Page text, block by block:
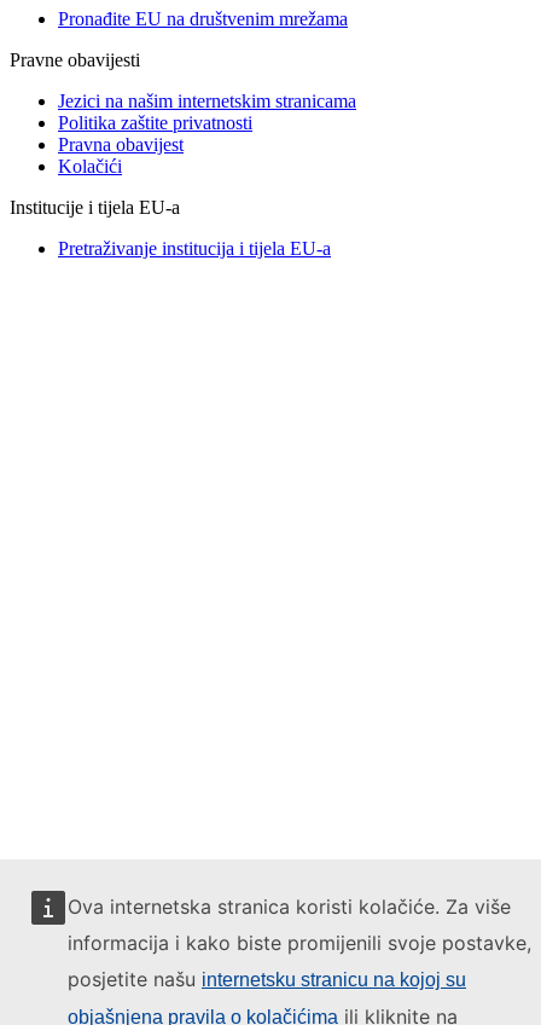
Ova internetska stranica koristi kolačiće. Za više
informacija i kako biste promijenili svoje postavke,
posjetite našu internetsku stranicu na kojoj su
objašnjena pravila o kolačićima ili kliknite na
Pronađite EU na društvenim mrežama
Pravne obavijesti
Jezici na našim internetskim stranicama
Politika zaštite privatnosti
Pravna obavijest
Kolačići
Institucije i tijela EU-a
Pretraživanje institucija i tijela EU-a